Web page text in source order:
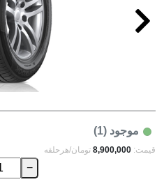
موجود (1)
قیمت: 8,900,000 تومان/هرحلقه
−